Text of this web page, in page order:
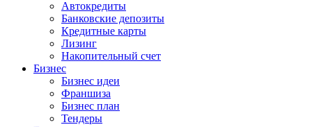
Автокредиты
Банковские депозиты
Кредитные карты
Лизинг
Накопительный счет
Бизнес
Бизнес идеи
Франшиза
Бизнес план
Тендеры